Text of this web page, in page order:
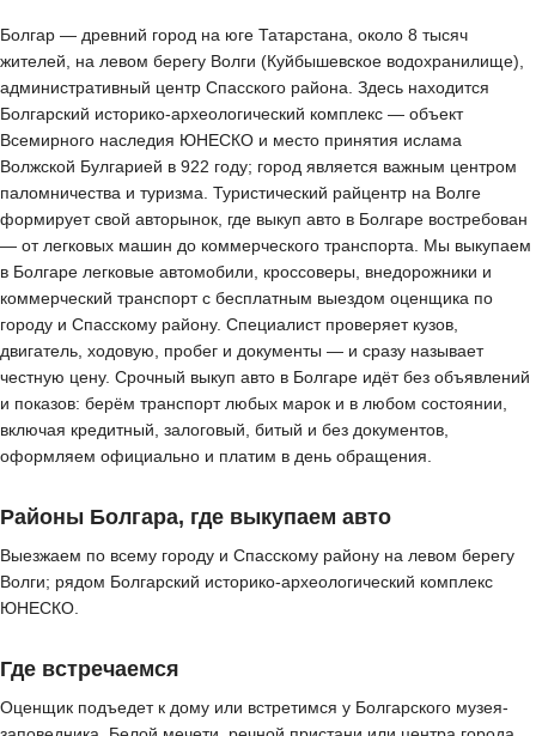
Болгар — древний город на юге Татарстана, около 8 тысяч
жителей, на левом берегу Волги (Куйбышевское водохранилище),
административный центр Спасского района. Здесь находится
Болгарский историко-археологический комплекс — объект
Всемирного наследия ЮНЕСКО и место принятия ислама
Волжской Булгарией в 922 году; город является важным центром
паломничества и туризма. Туристический райцентр на Волге
формирует свой авторынок, где выкуп авто в Болгаре востребован
— от легковых машин до коммерческого транспорта. Мы выкупаем
в Болгаре легковые автомобили, кроссоверы, внедорожники и
коммерческий транспорт с бесплатным выездом оценщика по
городу и Спасскому району. Специалист проверяет кузов,
двигатель, ходовую, пробег и документы — и сразу называет
честную цену. Срочный выкуп авто в Болгаре идёт без объявлений
и показов: берём транспорт любых марок и в любом состоянии,
включая кредитный, залоговый, битый и без документов,
оформляем официально и платим в день обращения.
Районы Болгара, где выкупаем авто
Выезжаем по всему городу и Спасскому району на левом берегу
Волги; рядом Болгарский историко-археологический комплекс
ЮНЕСКО.
Где встречаемся
Оценщик подъедет к дому или встретимся у Болгарского музея-